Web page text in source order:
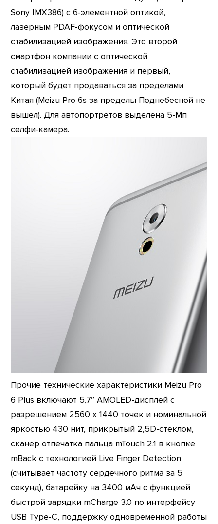
Sony IMX386) с 6-элементной оптикой,
лазерным PDAF-фокусом и оптической
стабилизацией изображения. Это второй
смартфон компании с оптической
стабилизацией изображения и первый,
который будет продаваться за пределами
Китая (Meizu Pro 6s за пределы Поднебесной не
вышел). Для автопортретов выделена 5-Мп
селфи-камера.
Прочие технические характеристики Meizu Pro
6 Plus включают 5,7” AMOLED-дисплей с
разрешением 2560 х 1440 точек и номинальной
яркостью 430 нит, прикрытый 2,5D-стеклом,
сканер отпечатка пальца mTouch 2.1 в кнопке
mBack с технологией Live Finger Detection
(считывает частоту сердечного ритма за 5
секунд), батарейку на 3400 мАч с функцией
быстрой зарядки mCharge 3.0 по интерфейсу
USB Type-C, поддержку одновременной работы